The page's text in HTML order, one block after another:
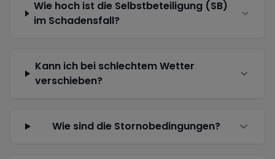
Wie hoch ist die Selbstbeteiligung (SB)
im Schadensfall?
Kann ich bei schlechtem Wetter
verschieben?
Wie sind die Stornobedingungen?